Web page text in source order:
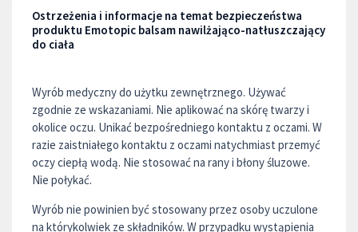
Ostrzeżenia i informacje na temat bezpieczeństwa
produktu Emotopic balsam nawilżająco-natłuszczający
do ciała
Wyrób medyczny do użytku zewnętrznego. Używać
zgodnie ze wskazaniami. Nie aplikować na skórę twarzy i
okolice oczu. Unikać bezpośredniego kontaktu z oczami. W
razie zaistniałego kontaktu z oczami natychmiast przemyć
oczy ciepłą wodą. Nie stosować na rany i błony śluzowe.
Nie połykać.
Wyrób nie powinien być stosowany przez osoby uczulone
na którykolwiek ze składników. W przypadku wystąpienia